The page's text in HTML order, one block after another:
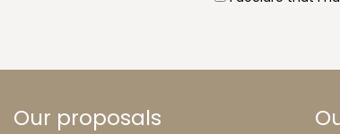
Our proposals